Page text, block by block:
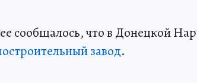
сообщалось, что в Донецкой
завод.